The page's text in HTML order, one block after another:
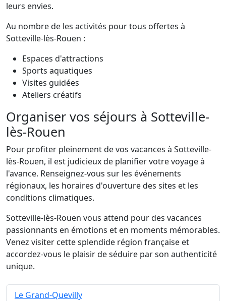
leurs envies.
Au nombre de les activités pour tous offertes à
Sotteville-lès-Rouen :
Espaces d'attractions
Sports aquatiques
Visites guidées
Ateliers créatifs
Organiser vos séjours à Sotteville-
lès-Rouen
Pour profiter pleinement de vos vacances à Sotteville-
lès-Rouen, il est judicieux de planifier votre voyage à
l'avance. Renseignez-vous sur les événements
régionaux, les horaires d'ouverture des sites et les
conditions climatiques.
Sotteville-lès-Rouen vous attend pour des vacances
passionnants en émotions et en moments mémorables.
Venez visiter cette splendide région française et
accordez-vous le plaisir de séduire par son authenticité
unique.
Le Grand-Quevilly